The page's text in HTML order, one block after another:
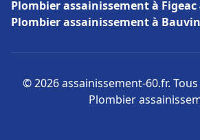
Plombier assainissement à Figeac
Plombier assainissement à Bauvin
© 2026 assainissement-60.fr.
Plombier